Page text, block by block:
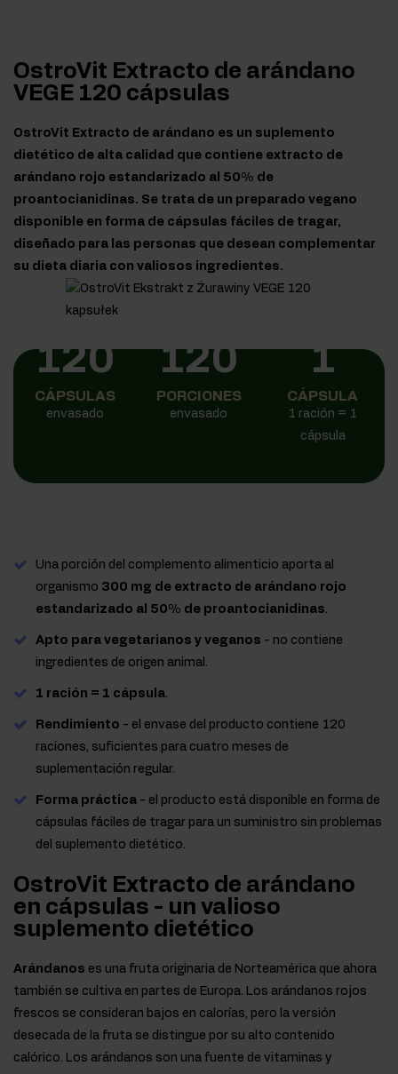
OstroVit Extracto de arándano
VEGE 120 cápsulas
OstroVit Extracto de arándano es un suplemento
dietético de alta calidad que contiene extracto de
arándano rojo estandarizado al 50% de
proantocianidinas. Se trata de un preparado vegano
disponible en forma de cápsulas fáciles de tragar,
diseñado para las personas que desean complementar
su dieta diaria con valiosos ingredientes.
120
CÁPSULAS
envasado
120
PORCIONES
envasado
1
CÁPSULA
1 ración = 1
cápsula
Una porción del complemento alimenticio aporta al
organismo 300 mg de extracto de arándano rojo
estandarizado al 50% de proantocianidinas.
Apto para vegetarianos y veganos - no contiene
ingredientes de origen animal.
1 ración = 1 cápsula.
Rendimiento - el envase del producto contiene 120
raciones, suficientes para cuatro meses de
suplementación regular.
Forma práctica - el producto está disponible en forma de
cápsulas fáciles de tragar para un suministro sin problemas
del suplemento dietético.
OstroVit Extracto de arándano
en cápsulas - un valioso
suplemento dietético
Arándanos es una fruta originaria de Norteamérica que ahora
también se cultiva en partes de Europa. Los arándanos rojos
frescos se consideran bajos en calorías, pero la versión
desecada de la fruta se distingue por su alto contenido
calórico. Los arándanos son una fuente de vitaminas y